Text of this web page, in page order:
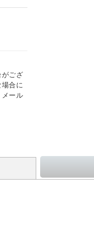
ござ
合に
メール